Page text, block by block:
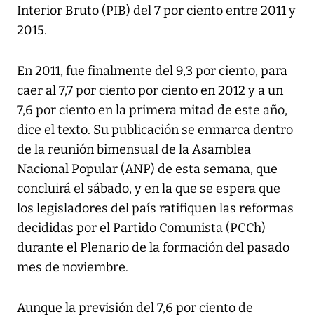
Interior Bruto (PIB) del 7 por ciento entre 2011 y
2015.
En 2011, fue finalmente del 9,3 por ciento, para
caer al 7,7 por ciento por ciento en 2012 y a un
7,6 por ciento en la primera mitad de este año,
dice el texto. Su publicación se enmarca dentro
de la reunión bimensual de la Asamblea
Nacional Popular (ANP) de esta semana, que
concluirá el sábado, y en la que se espera que
los legisladores del país ratifiquen las reformas
decididas por el Partido Comunista (PCCh)
durante el Plenario de la formación del pasado
mes de noviembre.
Aunque la previsión del 7,6 por ciento de